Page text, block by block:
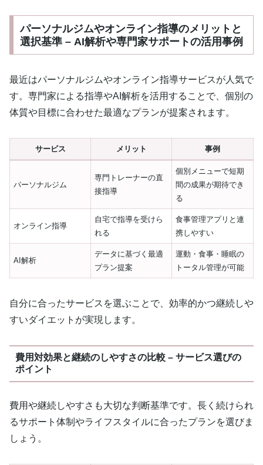
パーソナルジムやオンライン指導のメリットと
選択基準 – AI解析や専門家サポートの活用事例
最近はパーソナルジムやオンライン指導サービスが人気で
す。専門家による指導やAI解析を活用することで、個別の
体質や目標に合わせた最適なプランが提案されます。
サービス メリット 事例
パーソナルジム
専門トレーナーの直
接指導
個別メニューで短期
間の成果が期待でき
る
オンライン指導
自宅で指導を受けら
れる
食事管理アプリと連
携しやすい
AI解析
データに基づく最適
プラン提案
運動・食事・睡眠の
トータル管理が可能
自分に合ったサービスを選ぶことで、効率的かつ継続しや
すいダイエットが実現します。
費用対効果と継続のしやすさの比較 – サービス選びの
ポイント
費用や継続しやすさも大切な判断基準です。長く続けられ
るサポート体制やライフスタイルに合ったプランを選びま
しょう。